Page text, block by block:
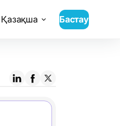
Қазақша Бастау